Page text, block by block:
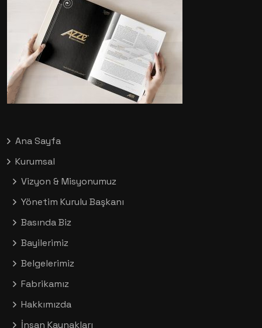
Ana Sayfa
Kurumsal
Vizyon & Misyonumuz
Yönetim Kurulu Başkanı
Basında Biz
Bayilerimiz
Belgelerimiz
Fabrikamız
Hakkımızda
İnsan Kaynakları